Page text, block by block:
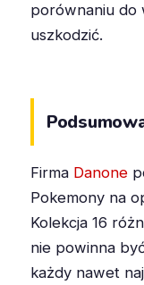
porównaniu do
uszkodzić.
Firma Danone
Pokemony na
Kolekcja 16
nie powinna
każdy nawet